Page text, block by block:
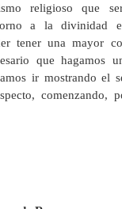
religioso que
a la divinidad
tener una mayor
que hagamos
ir mostrando el
comenzando,